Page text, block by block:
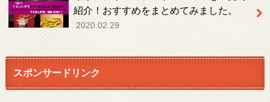
紹介！おすすめをまとめてみました。
2020.02.29
スポンサードリンク